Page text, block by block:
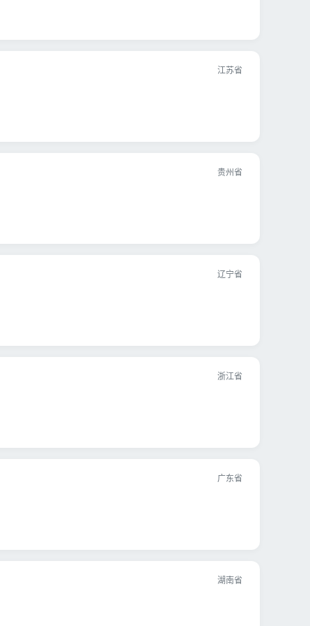
江苏省
贵州省
辽宁省
浙江省
广东省
湖南省